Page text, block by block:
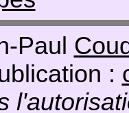
Paul
: